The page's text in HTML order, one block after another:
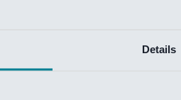
Details
zo snel mogelijk te verhelpen.
te krijgen.